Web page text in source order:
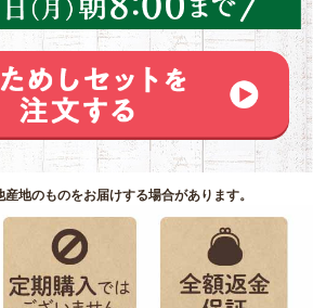
材料：かつお節
粉末(国内製造)、
食塩、砂糖(ビー
トグラニュー
糖)、酵母エキス
(天然由来)、昆布
粉末
チキンブイヨン
原材料：食塩(国
内製造)、砂糖(ビ
ートグラニュー
糖)、チキンエキ
スパウダー(デキ
ストリン、チキ
ンエキス、食
地のものをお届けする場合があります。